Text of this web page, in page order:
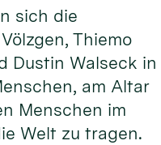
sich die
Thiemo
Dustin Walseck in
am Altar
Menschen im
Welt zu tragen.